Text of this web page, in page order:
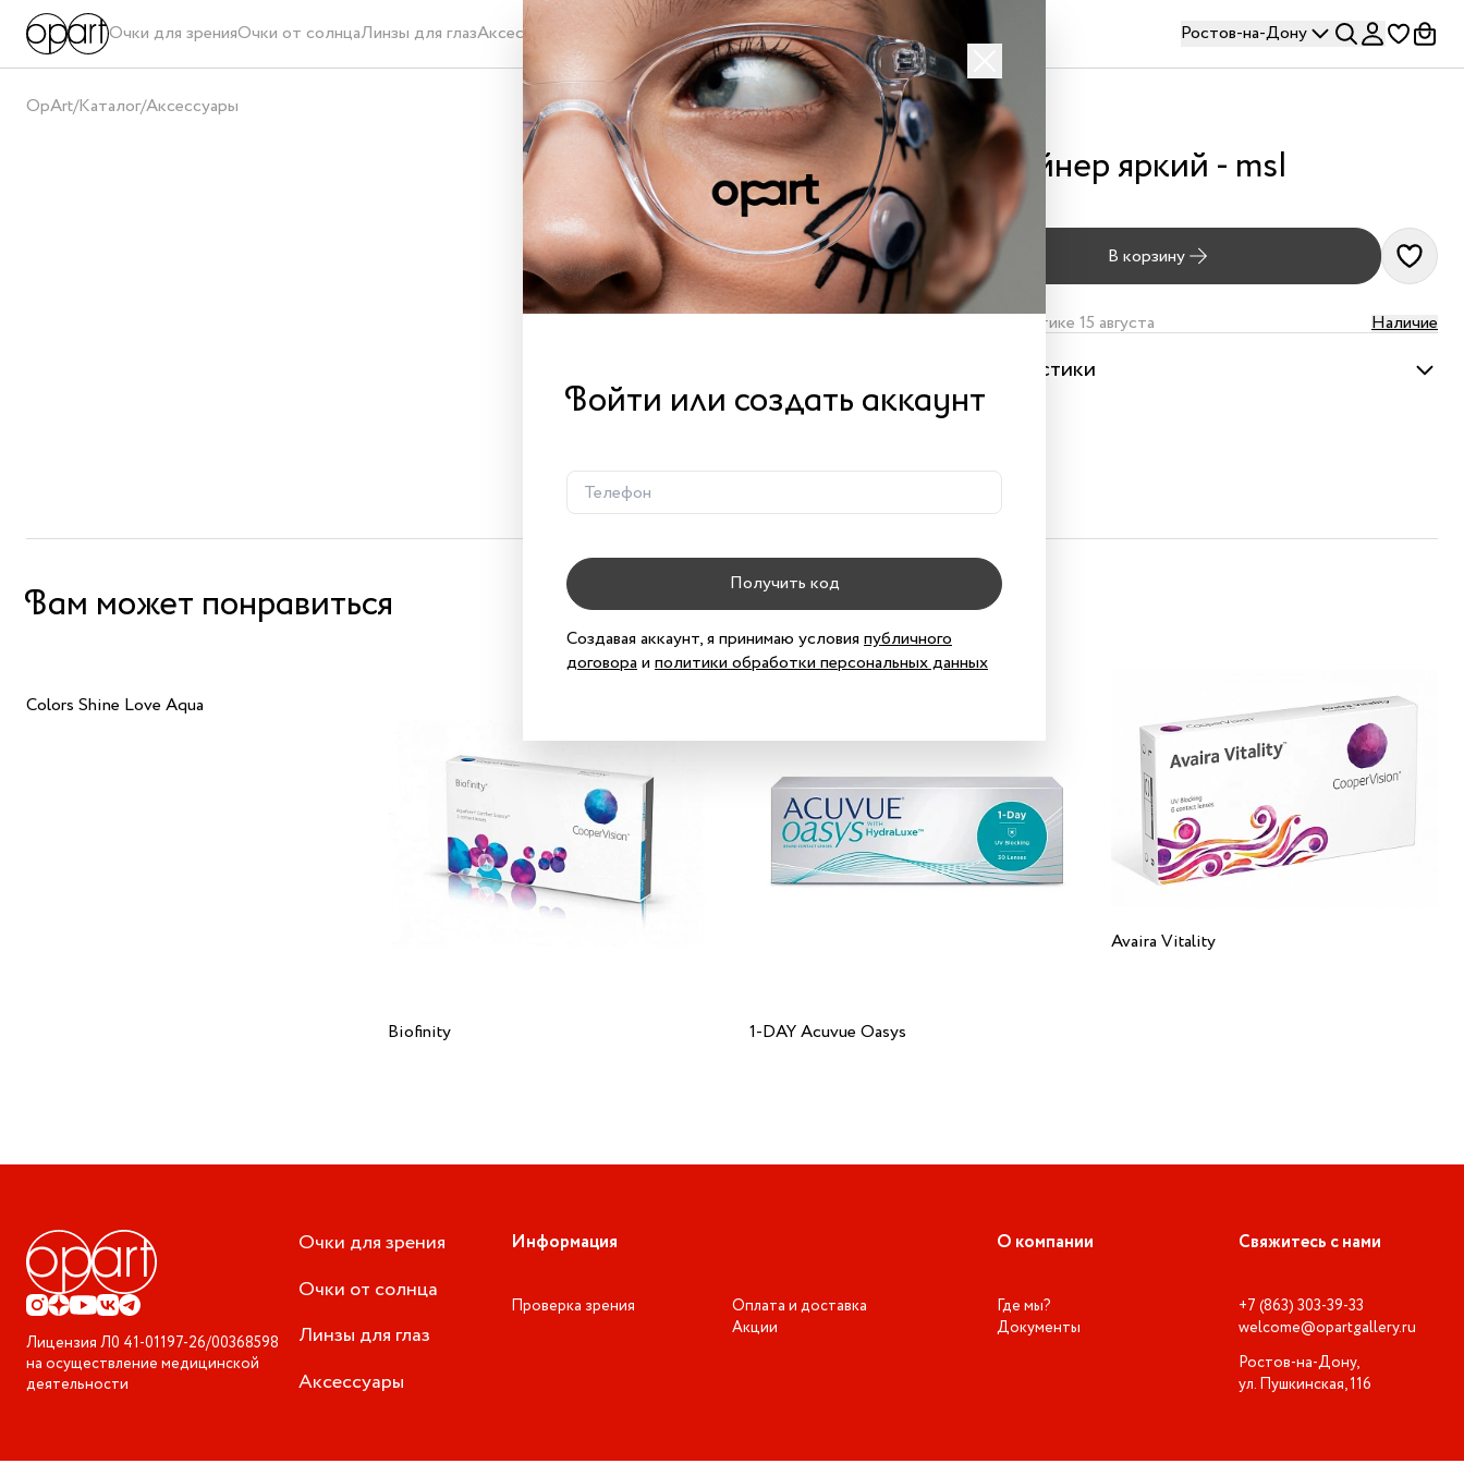
Очки для зренияОчки от солнцаЛинзы для глазАксессуары Проверка зрения Ростов-на-Дону
Войти или создать аккаунт
Получить код
Создавая аккаунт, я принимаю условия публичного
договораи политики обработки персональных данных
OpArt/Каталог/Аксессуары
Контейнер яркий - msl
90 ₽
В корзину
Будет в оптике 15 августа Наличие
Характеристики
Вам может понравиться
Colors Shine Love Aqua
Biofinity 1-DAY Acuvue Oasys
Avaira Vitality
Лицензия Л0 41-01197-26/00368598
на осуществление медицинской
деятельности
Очки для зрения
Очки от солнца
Линзы для глаз
Аксессуары
Информация
Проверка зрения
Оплата и доставка
Акции
О компании
Где мы?
Документы
Свяжитесь с нами
+7 (863) 303-39-33
welcome@opartgallery.ru
Ростов-на-Дону,
ул. Пушкинская, 116